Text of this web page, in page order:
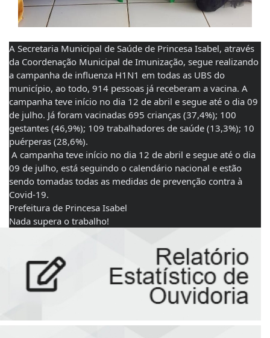
A Secretaria Municipal de Saúde de Princesa Isabel, através
da Coordenação Municipal de Imunização, segue realizando
a campanha de influenza H1N1 em todas as UBS do
município, ao todo, 914 pessoas já receberam a vacina. A
campanha teve início no dia 12 de abril e segue até o dia 09
de julho. Já foram vacinadas 695 crianças (37,4%); 100
gestantes (46,9%); 109 trabalhadores de saúde (13,3%); 10
puérperas (28,6%).
09 de julho, está seguindo o calendário nacional e estão
sendo tomadas todas as medidas de prevenção contra à
Covid-19.
Prefeitura de Princesa Isabel
Nada supera o trabalho!